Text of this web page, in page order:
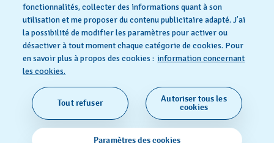
Déclaration de confidentialité
Cookie notice
SWISS MADE
© 2026 FLIK FLAK, UNE DIVISION DE SWATCH SA. TOUS
fonctionnalités, collecter des informations quant à son
utilisation et me proposer du contenu publicitaire adapté. J’ai
la possibilité de modifier les paramètres pour activer ou
désactiver à tout moment chaque catégorie de cookies. Pour
en savoir plus à propos des cookies : information concernant
les cookies.
Paramètres des cookies
Tout refuser
Autoriser tous les
cookies